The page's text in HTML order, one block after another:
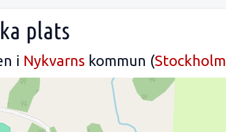
plats
i Nykvarns kommun (